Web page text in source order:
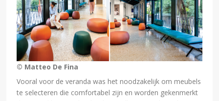
© Matteo De Fina
Vooral voor de veranda was het noodzakelijk om meubels
te selecteren die comfortabel zijn en worden gekenmerkt